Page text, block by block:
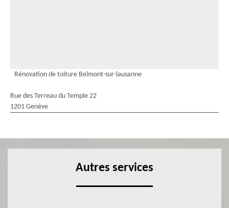
Rénovation de toiture Belmont-sur-lausanne
Rue des Terreau du Temple 22
1201 Genève
Autres services